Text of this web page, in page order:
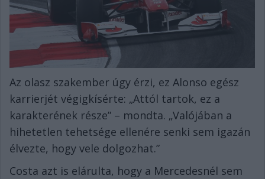
Az olasz szakember úgy érzi, ez Alonso egész
karrierjét végigkísérte: „Attól tartok, ez a
karakterének része” – mondta. „Valójában a
hihetetlen tehetsége ellenére senki sem igazán
élvezte, hogy vele dolgozhat.”
Costa azt is elárulta, hogy a Mercedesnél sem